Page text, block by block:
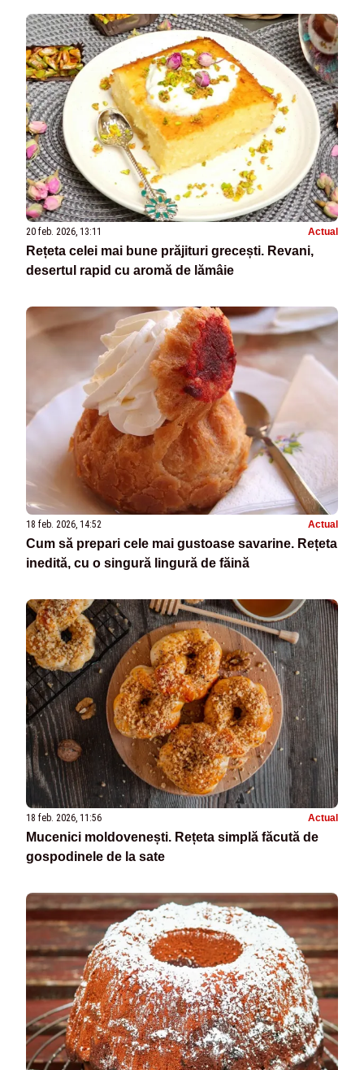
20 feb. 2026, 13:11 Actual
Rețeta celei mai bune prăjituri grecești. Revani,
desertul rapid cu aromă de lămâie
18 feb. 2026, 14:52 Actual
Cum să prepari cele mai gustoase savarine. Rețeta
inedită, cu o singură lingură de făină
18 feb. 2026, 11:56 Actual
Mucenici moldovenești. Rețeta simplă făcută de
gospodinele de la sate